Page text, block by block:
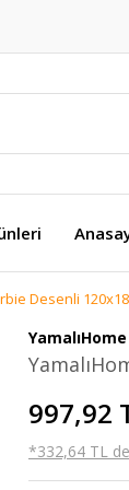
Desenli
YamalıHome
997,92
*332,64 TL